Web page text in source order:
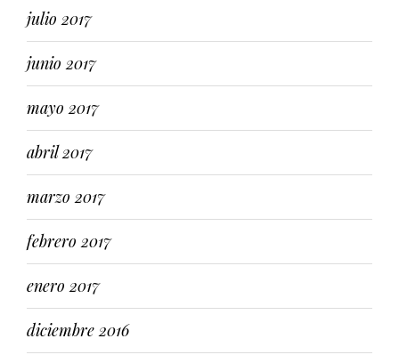
julio 2017
junio 2017
mayo 2017
abril 2017
marzo 2017
febrero 2017
enero 2017
diciembre 2016